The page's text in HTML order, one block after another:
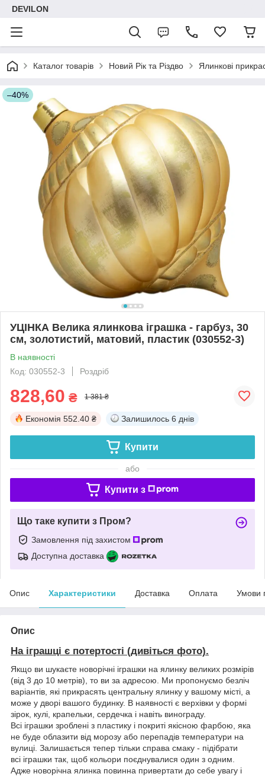
DEVILON
Каталог товарів Новий Рік та Різдво Ялинкові
–40%
УЦІНКА Велика ялинкова іграшка - гарбуз, 30
см, золотистий, матовий, пластик (030552-3)
В наявності
Код: 030552-3
Роздріб
828,60 ₴ 1 381 ₴
Економія 552.40 ₴ Залишилось 6 днів
Купити
або
Купити з
Що таке купити з Пром?
Замовлення під захистом
Доступна доставка
Опис Характеристики Доставка Оплата Умови
Опис
На іграшці є потертості (дивіться фото).
Якщо ви шукаєте новорічні іграшки на ялинку великих розмірів
(від 3 до 10 метрів), то ви за адресою. Ми пропонуємо безліч
варіантів, які прикрасять центральну ялинку у вашому місті, а
може у дворі вашого будинку. В наявності є верхівки у формі
зірок, кулі, крапельки, сердечка і навіть винограду.
Всі іграшки зроблені з пластику і покриті якісною фарбою, яка
не буде облазити від морозу або перепадів температури на
вулиці. Залишається тепер тільки справа смаку - підібрати
всі іграшки так, щоб кольори поєднувалися один з одним.
Адже новорічна ялинка повинна привертати до себе увагу і